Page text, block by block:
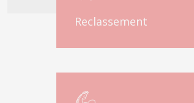
Reclassement